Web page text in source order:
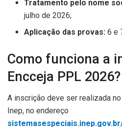
Tratamento pelo nome
julho de 2026;
Aplicação das provas: 6 e
Como funciona a
Encceja PPL 2026?
A inscrição deve ser realizada
Inep, no endereço